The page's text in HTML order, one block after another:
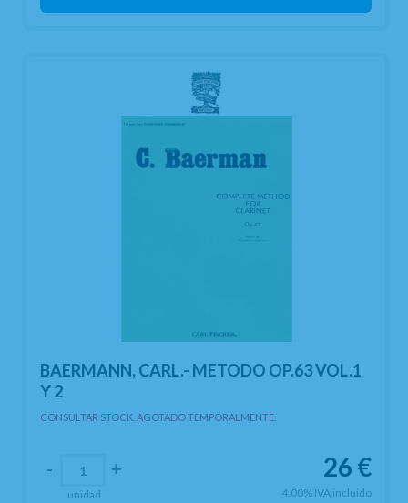
BAERMANN, CARL.- METODO OP.63 VOL.1
Y 2
CONSULTAR STOCK. AGOTADO TEMPORALMENTE.
26 €
4.00% IVA incluido
- +
unidad